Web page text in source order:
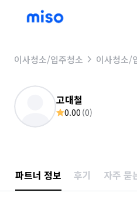
이사청소/입주청소 이사청소/
고대철
0.00 (0)
파트너 정보 후기 자주 묻